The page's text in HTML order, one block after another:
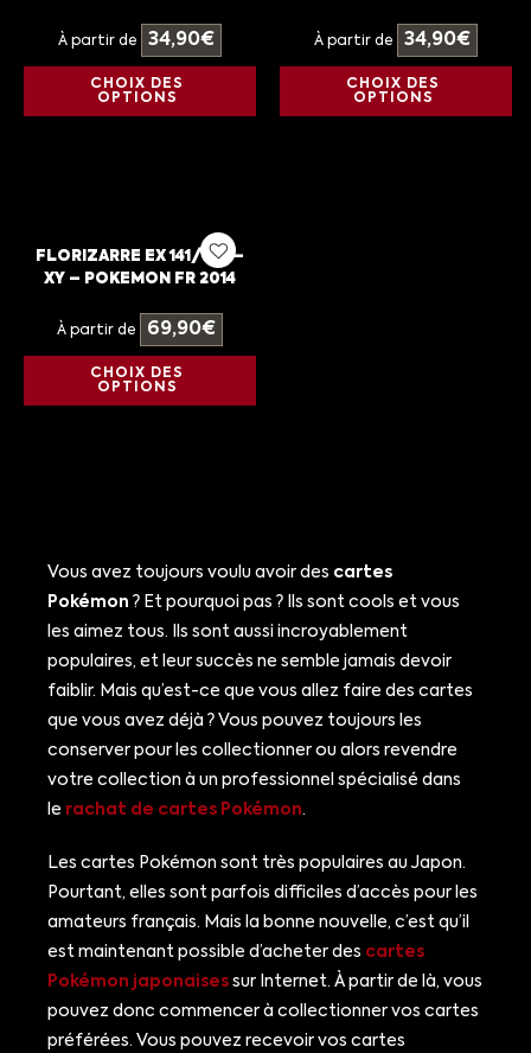
À partir de 34,90€
CHOIX DES
OPTIONS
À partir de 34,90€
CHOIX DES
OPTIONS
FLORIZARRE EX 141/146 –
XY – POKEMON FR 2014
À partir de 69,90€
CHOIX DES
OPTIONS
Vous avez toujours voulu avoir des cartes
Pokémon ? Et pourquoi pas ? Ils sont cools et vous
les aimez tous. Ils sont aussi incroyablement
populaires, et leur succès ne semble jamais devoir
faiblir. Mais qu’est-ce que vous allez faire des cartes
que vous avez déjà ? Vous pouvez toujours les
conserver pour les collectionner ou alors revendre
votre collection à un professionnel spécialisé dans
le rachat de cartes Pokémon.
Les cartes Pokémon sont très populaires au Japon.
Pourtant, elles sont parfois difficiles d’accès pour les
amateurs français. Mais la bonne nouvelle, c’est qu’il
est maintenant possible d’acheter des cartes
Pokémon japonaises sur Internet. À partir de là, vous
pouvez donc commencer à collectionner vos cartes
préférées. Vous pouvez recevoir vos cartes